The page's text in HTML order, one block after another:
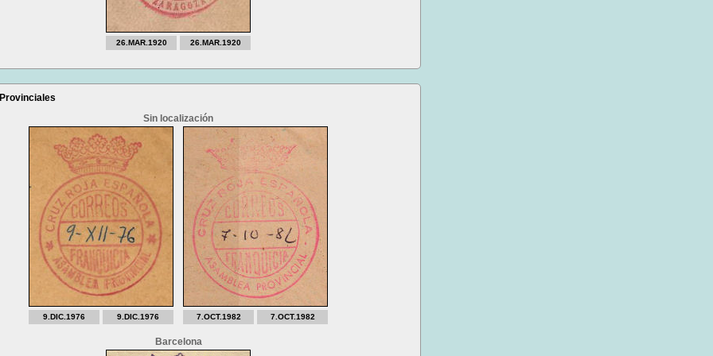
26.MAR.1920 26.MAR.1920
Sin localización
9.DIC.1976 9.DIC.1976 7.OCT.1982 7.OCT.1982
Barcelona